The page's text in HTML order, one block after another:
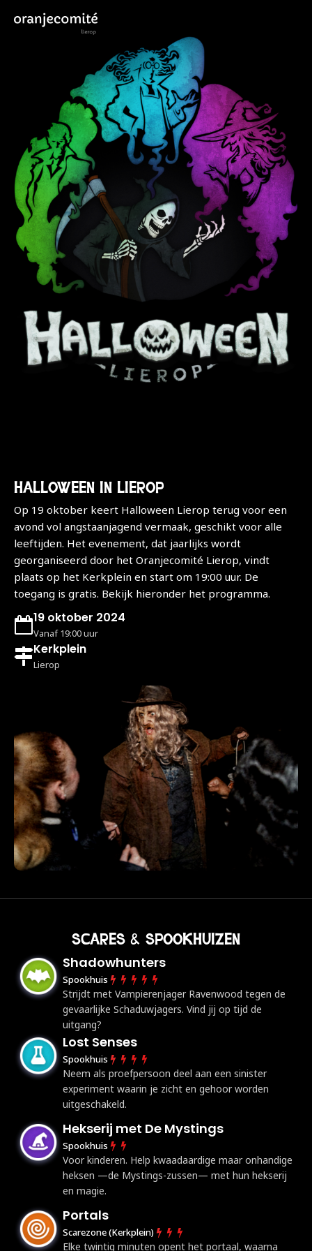
HALLOWEEN IN LIEROP
Op 19 oktober keert Halloween Lierop terug voor een
avond vol angstaanjagend vermaak, geschikt voor alle
leeftijden. Het evenement, dat jaarlijks wordt
georganiseerd door het Oranjecomité Lierop, vindt
plaats op het Kerkplein en start om 19:00 uur. De
toegang is gratis. Bekijk hieronder het programma.
19 oktober 2024
Vanaf 19:00 uur
Kerkplein
Lierop
SCARES & SPOOKHUIZEN
Shadowhunters
Spookhuis
Strijdt met Vampierenjager Ravenwood tegen de
gevaarlijke Schaduwjagers. Vind jij op tijd de
uitgang?
Lost Senses
Spookhuis
Neem als proefpersoon deel aan een sinister
experiment waarin je zicht en gehoor worden
uitgeschakeld.
Hekserij met De Mystings
Spookhuis
Voor kinderen. Help kwaadaardige maar onhandige
heksen —de Mystings-zussen— met hun hekserij
en magie.
Portals
Scarezone (Kerkplein)
Elke twintig minuten opent het portaal, waarna